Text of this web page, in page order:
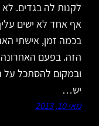
לקנות לה בגדים.
אף אחד לא ישים
בכמה זמן, אישתי
הזה. בפעם
ובמקום להסתכל
יש…
מאי 10, 2013